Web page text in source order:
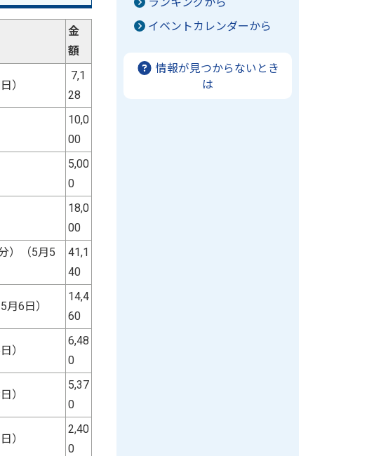
金
額
）
7,1
28
10,0
00
5,00
0
18,0
00
）（5月5
41,1
40
6日）
14,4
60
）
6,48
0
）
5,37
0
）
2,40
0
イベントカレンダーから
情報が見つからないとき
は